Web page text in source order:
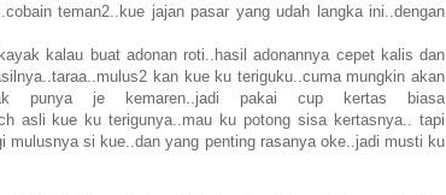
teman2..kue jajan pasar yang udah langka ini..dengan
kalau buat adonan roti..hasil adonannya cepet kalis dan
kan kue ku teriguku..cuma mungkin akan
punya je kemaren..jadi pakai cup kertas biasa
asli kue ku terigunya..mau ku potong sisa kertasnya.. tapi
mulusnya si kue..dan yang penting rasanya oke..jadi musti ku